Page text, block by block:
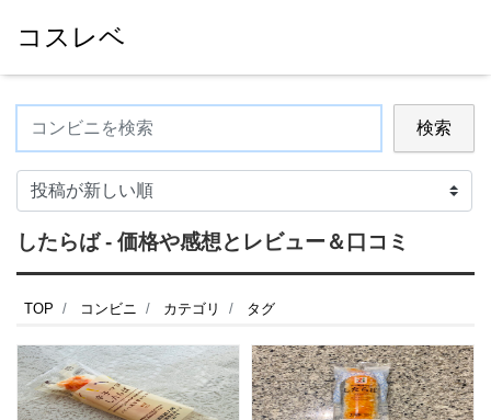
コスレベ
検索
したらば - 価格や感想とレビュー＆口コミ
TOP コンビニ カテゴリ タグ